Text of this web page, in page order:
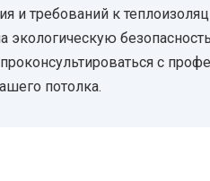
и требований к
экологическую
с
потолка.